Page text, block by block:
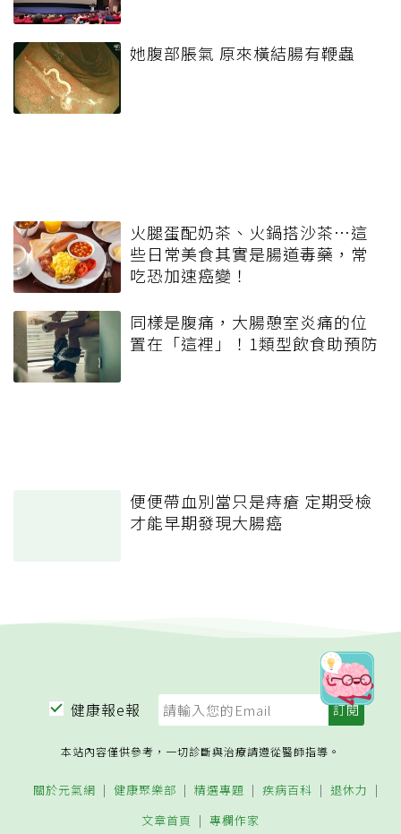
她腹部脹氣 原來橫結腸有鞭蟲
火腿蛋配奶茶、火鍋搭沙茶…這
些日常美食其實是腸道毒藥，常
吃恐加速癌變！
同樣是腹痛，大腸憩室炎痛的位
置在「這裡」！1類型飲食助預防
便便帶血別當只是痔瘡 定期受檢
才能早期發現大腸癌
健康報e報
本站內容僅供參考，一切診斷與治療請遵從醫師指導。
關於元氣網 健康聚樂部 精選專題 疾病百科
退休力
文章首頁
專欄作家